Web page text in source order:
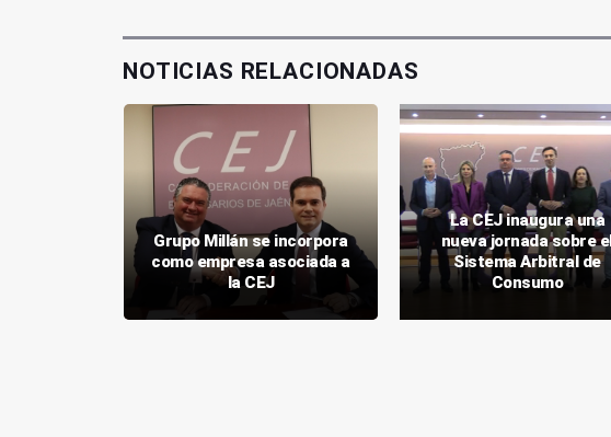
NOTICIAS RELACIONADAS
Grupo Millán se incorpora
como empresa asociada a
la CEJ
La CEJ inaugura una
nueva jornada sobre el
Sistema Arbitral de
Consumo